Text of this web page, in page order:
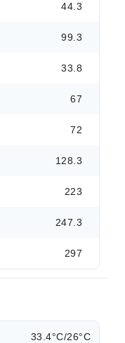
44.3
99.3
33.8
67
72
128.3
223
247.3
297
33.4°C/26°C